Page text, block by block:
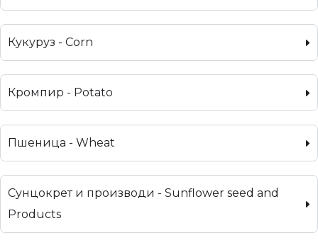
Кукуруз - Corn
Кромпир - Potato
Пшеница - Wheat
Сунцокрет и производи - Sunflower seed and
Products